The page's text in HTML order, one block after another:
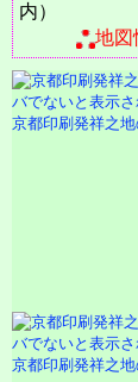
内）
地図
京都印刷発祥之
京都印刷発祥之